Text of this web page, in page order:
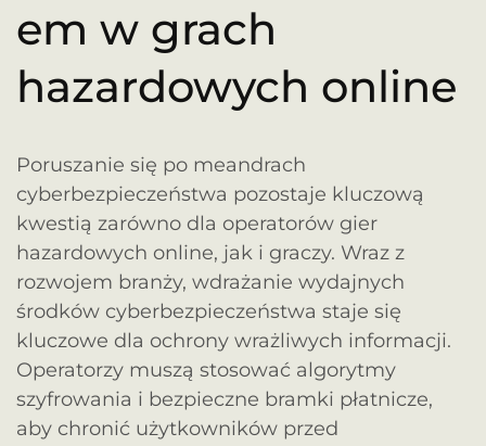
em w grach
hazardowych online
Poruszanie się po meandrach
cyberbezpieczeństwa pozostaje kluczową
kwestią zarówno dla operatorów gier
hazardowych online, jak i graczy. Wraz z
rozwojem branży, wdrażanie wydajnych
środków cyberbezpieczeństwa staje się
kluczowe dla ochrony wrażliwych informacji.
Operatorzy muszą stosować algorytmy
szyfrowania i bezpieczne bramki płatnicze,
aby chronić użytkowników przed